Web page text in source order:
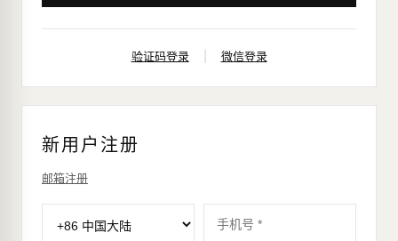
验证码登录 微信登录
新用户注册
邮箱注册